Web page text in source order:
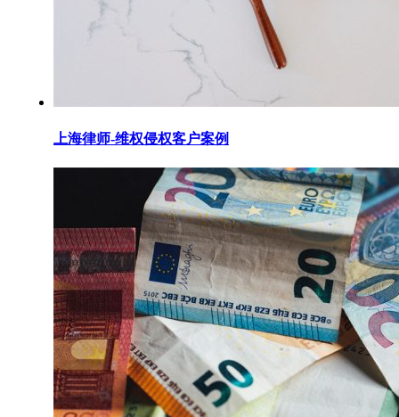
上海律师-维权侵权客户案例